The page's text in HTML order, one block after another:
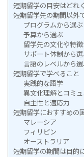
短期留学の目安はどれ
短期留学先の期間以外
プログラムから選ぶ
予算から選ぶ
留学先の文化や特
サポート体制から
言語のレベルから
短期留学で学べること
実践的な語学
異文化理解とコミ
自主性と適応力
短期留学におすすめの
マレーシア
フィリピン
オーストラリア
短期留学の期間は目的